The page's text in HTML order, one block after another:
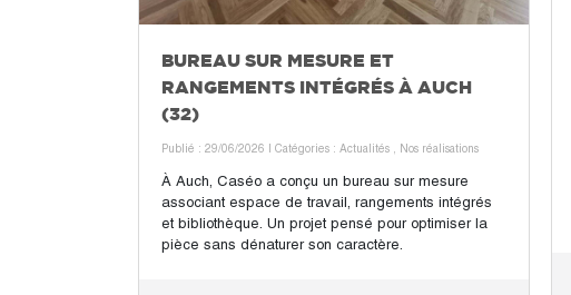
BUREAU SUR MESURE ET
RANGEMENTS INTÉGRÉS À AUCH
(32)
Publié : 29/06/2026 | Catégories : Actualités , Nos réalisations
À Auch, Caséo a conçu un bureau sur mesure
associant espace de travail, rangements intégrés
et bibliothèque. Un projet pensé pour optimiser la
pièce sans dénaturer son caractère.